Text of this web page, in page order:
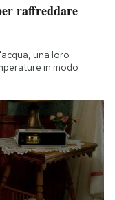
raffreddare
una loro
in modo